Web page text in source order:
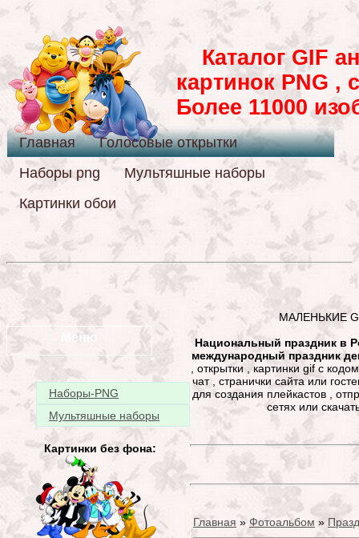
Каталог GIF
картинок PNG ,
Более 11000
Главная
Голосовые открытки
Наборы png
Мультяшные наборы
Картинки обои
Меню
Наборы-PNG
Мультяшные наборы
Картинки без фона:
МАЛЕНЬКИЕ
Национальный праздник в
международный праздник
, открытки , картинки gif с
чат , странички сайта или
для создания плейкастов ,
сетях или
Главная » Фотоальбом »